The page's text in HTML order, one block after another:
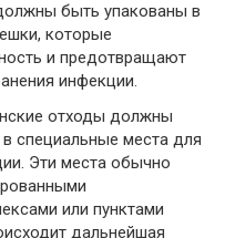
быть упакованы в
которые
и предотвращают
инфекции.
отходы должны
специальные места для
Эти места обычно
или пунктами
дальнейшая